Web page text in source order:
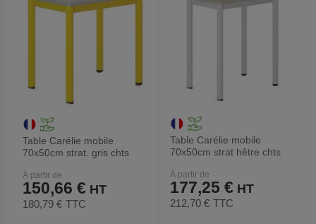
Table Carélie mobile
70x50cm strat. gris chts
À partir de
150,66 €
180,79 € TTC
Table Carélie mobile
70x50cm strat hêtre chts
À partir de
177,25 €
212,70 € TTC